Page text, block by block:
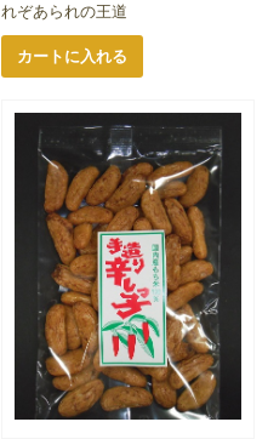
れぞあられの王道
カートに入れる